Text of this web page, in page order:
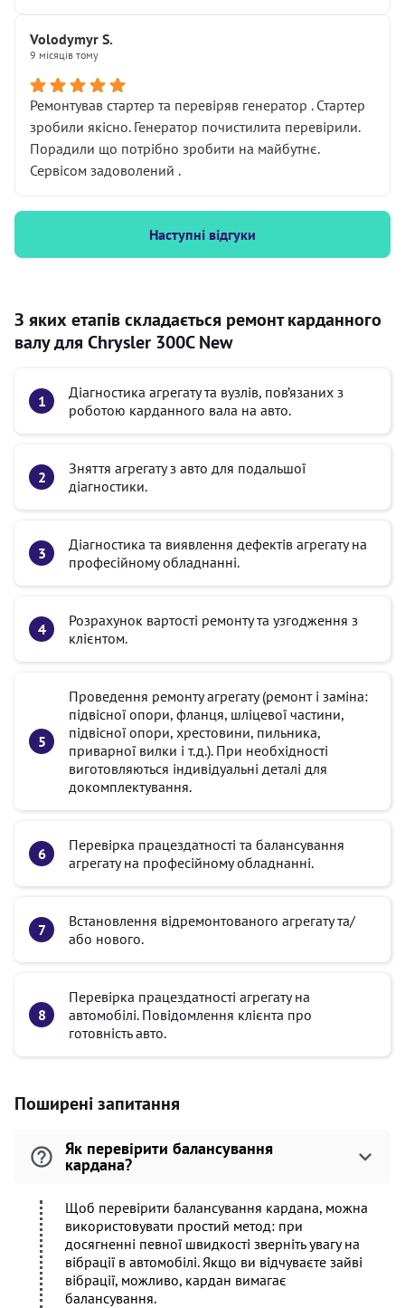
Volodymyr S.
9 місяців тому
Ремонтував стартер та перевіряв генератор . Стартер
зробили якісно. Генератор почистилита перевірили.
Порадили що потрібно зробити на майбутнє.
Сервісом задоволений .
Наступні відгуки
З яких етапів складається ремонт карданного
валу для Chrysler 300C New
Діагностика агрегату та вузлів, пов’язаних з
роботою карданного вала на авто.
Зняття агрегату з авто для подальшої
діагностики.
Діагностика та виявлення дефектів агрегату на
професійному обладнанні.
Розрахунок вартості ремонту та узгодження з
клієнтом.
Проведення ремонту агрегату (ремонт і заміна:
підвісної опори, фланця, шліцевої частини,
підвісної опори, хрестовини, пильника,
приварної вилки і т.д.). При необхідності
виготовляються індивідуальні деталі для
докомплектування.
Перевірка працездатності та балансування
агрегату на професійному обладнанні.
Встановлення відремонтованого агрегату та/
або нового.
Перевірка працездатності агрегату на
автомобілі. Повідомлення клієнта про
готовність авто.
Поширені запитання
Як перевірити балансування
кардана?
Щоб перевірити балансування кардана, можна
використовувати простий метод: при
досягненні певної швидкості зверніть увагу на
вібрації в автомобілі. Якщо ви відчуваєте зайві
вібрації, можливо, кардан вимагає
балансування.